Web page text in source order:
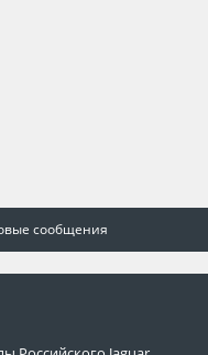
сообщения